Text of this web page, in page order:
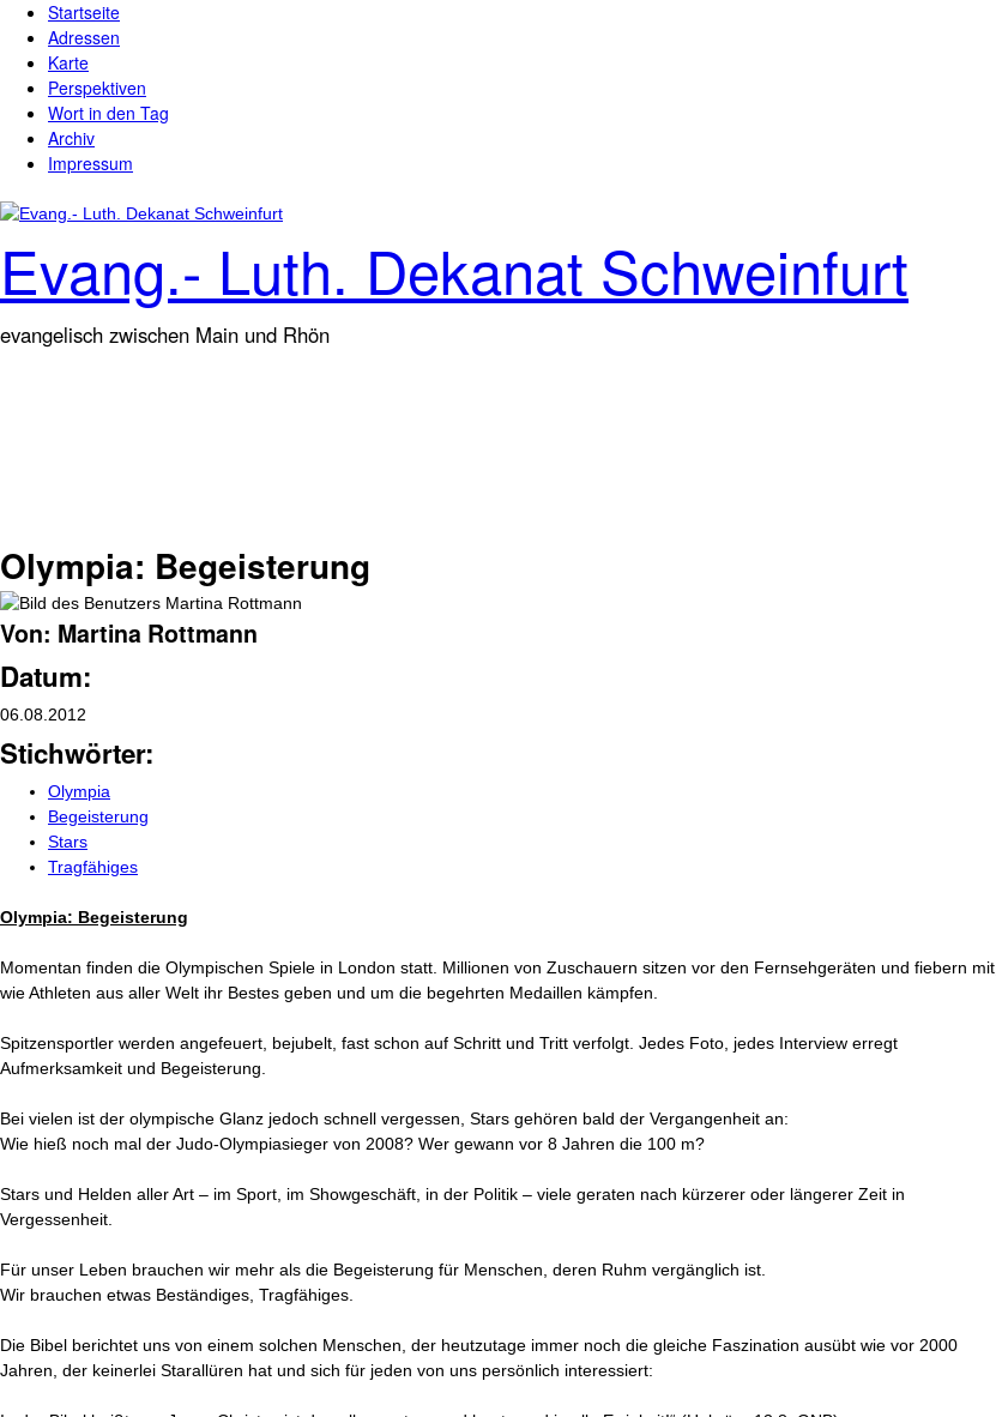
Direkt zum Inhalt
Hauptmenü
Startseite
Adressen
Karte
Perspektiven
Wort in den Tag
Archiv
Impressum
Evang.- Luth. Dekanat Schweinfurt
evangelisch zwischen Main und Rhön
Olympia: Begeisterung
Von: Martina Rottmann
Datum:
06.08.2012
Stichwörter:
Olympia
Begeisterung
Stars
Tragfähiges
Olympia: Begeisterung
Momentan finden die Olympischen Spiele in London statt. Millionen von Zuschauern sitzen vor den Fernsehgeräten und fiebern mit,
wie Athleten aus aller Welt ihr Bestes geben und um die begehrten Medaillen kämpfen.
Spitzensportler werden angefeuert, bejubelt, fast schon auf Schritt und Tritt verfolgt. Jedes Foto, jedes Interview erregt
Aufmerksamkeit und Begeisterung.
Bei vielen ist der olympische Glanz jedoch schnell vergessen, Stars gehören bald der Vergangenheit an:
Wie hieß noch mal der Judo-Olympiasieger von 2008? Wer gewann vor 8 Jahren die 100 m?
Stars und Helden aller Art – im Sport, im Showgeschäft, in der Politik – viele geraten nach kürzerer oder längerer Zeit in
Vergessenheit.
Für unser Leben brauchen wir mehr als die Begeisterung für Menschen, deren Ruhm vergänglich ist.
Wir brauchen etwas Beständiges, Tragfähiges.
Die Bibel berichtet uns von einem solchen Menschen, der heutzutage immer noch die gleiche Faszination ausübt wie vor 2000
Jahren, der keinerlei Starallüren hat und sich für jeden von uns persönlich interessiert: